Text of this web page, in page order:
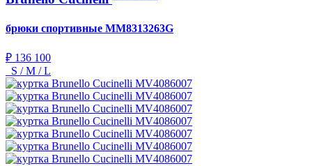
брюки спортивные MM8313263G
₽ 136 100
S / M / L